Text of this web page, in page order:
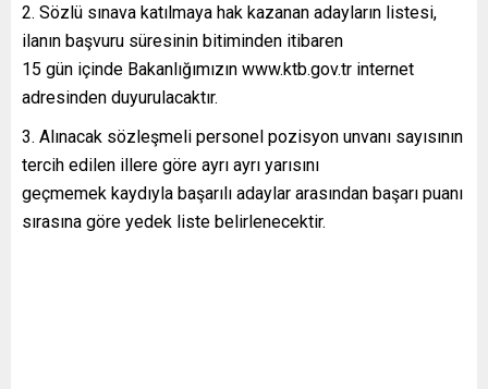
Sözlü sınava katılmaya hak kazanan adayların listesi,
ilanın başvuru süresinin bitiminden itibaren
15 gün içinde Bakanlığımızın www.ktb.gov.tr internet
adresinden duyurulacaktır.
Alınacak sözleşmeli personel pozisyon unvanı sayısının
tercih edilen illere göre ayrı ayrı yarısını
geçmemek kaydıyla başarılı adaylar arasından başarı puanı
sırasına göre yedek liste belirlenecektir.